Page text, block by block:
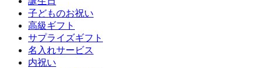
子どものお祝い
高級ギフト
サプライズギフト
名入れサービス
内祝い